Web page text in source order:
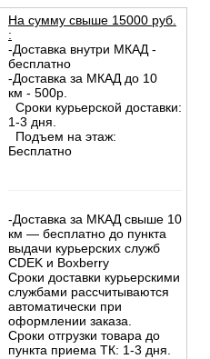
На сумму свыше 15000 руб.
:
-Доставка внутри МКАД -
бесплатно
-Доставка за МКАД до 10
км - 500р.
Сроки курьерской доставки:
1-3 дня.
Подъем на этаж:
Бесплатно
-Доставка за МКАД свыше 10
км — бесплатно до пункта
выдачи курьерских служб
CDEK и Boxberry
Сроки доставки курьерскими
службами рассчитываются
автоматически при
оформлении заказа.
Сроки отгрузки товара до
пункта приема ТК: 1-3 дня.